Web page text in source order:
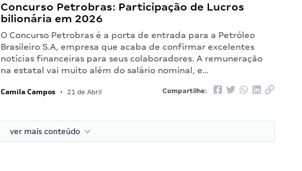
Concurso Petrobras: Participação de Lucros
bilionária em 2026
O Concurso Petrobras é a porta de entrada para a Petróleo
Brasileiro S.A, empresa que acaba de confirmar excelentes
notícias financeiras para seus colaboradores. A remuneração
na estatal vai muito além do salário nominal, e…
Camila Campos • 21 de Abril Compartilhe:
ver mais conteúdo